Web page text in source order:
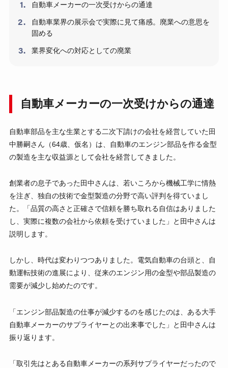
自動車メーカーの一次受けからの通達
自動車業界の展示会で実際に見て痛感。廃業への意思を
固める
業界変化への対応としての廃業
自動車メーカーの一次受けからの通達
自動車部品を主な生業とする二次下請けの会社を経営していた田
中勝嗣さん（64歳、仮名）は、自動車のエンジン部品を作る金型
の製造を主な収益源として会社を経営してきました。
創業者の息子であった田中さんは、若いころから機械工学に情熱
を注ぎ、独自の技術で金型製造の分野で高い評判を得ていまし
た。「品質の高さと正確さで信頼を勝ち取れる自信はありました
し、実際に複数の会社から依頼を受けていました」と田中さんは
説明します。
しかし、時代は変わりつつありました。電気自動車の台頭と、自
動運転技術の進展により、従来のエンジン用の金型や部品製造の
需要が減少し始めたのです。
「エンジン部品製造の仕事が減少するのを感じたのは、ある大手
自動車メーカーのサプライヤーとの出来事でした」と田中さんは
振り返ります。
「取引先はとある自動車メーカーの系列サプライヤーだったので